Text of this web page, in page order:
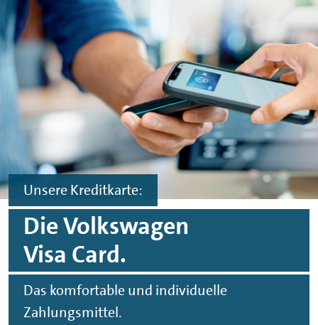
Spinge zu Hauptinhalten
Springe zu Footer
Unsere Kreditkarte:
Die Volkswagen
Visa Card.
Das komfortable und individuelle
Zahlungsmittel.